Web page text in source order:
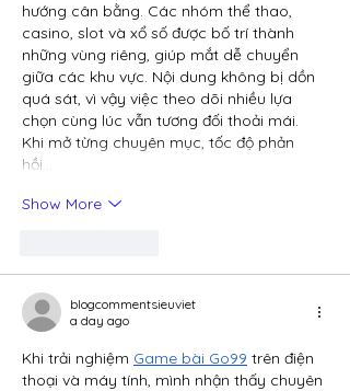
hướng cân bằng. Các nhóm thể thao,
casino, slot và xổ số được bố trí thành
những vùng riêng, giúp mắt dễ chuyển
giữa các khu vực. Nội dung không bị dồn
quá sát, vì vậy việc theo dõi nhiều lựa
chọn cùng lúc vẫn tương đối thoải mái.
Khi mở từng chuyên mục, tốc độ phản
hồi…
Show More
blogcommentsieuviet
a day ago
Khi trải nghiệm Game bài Go99 trên điện
thoại và máy tính, mình nhận thấy chuyên